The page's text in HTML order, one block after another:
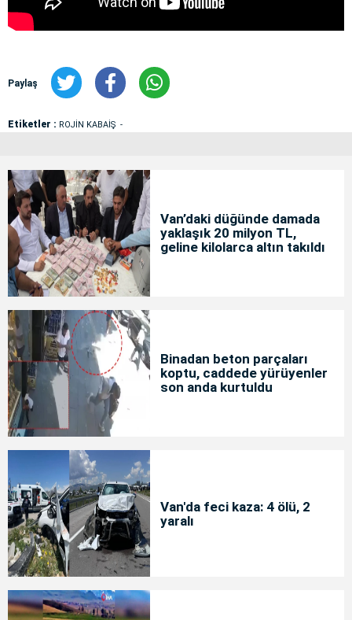
Paylaş
Etiketler : ROJİN KABAİŞ
Van’daki düğünde damada
yaklaşık 20 milyon TL,
geline kilolarca altın takıldı
Binadan beton parçaları
koptu, caddede yürüyenler
son anda kurtuldu
Van'da feci kaza: 4 ölü, 2
yaralı